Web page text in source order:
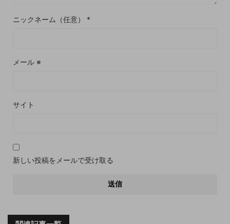
ニックネーム（任意） *
メール ※
サイト
新しい投稿をメールで受け取る